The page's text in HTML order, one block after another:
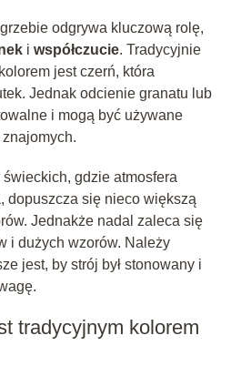
odgrywa kluczową rolę,
i współczucie. Tradycyjnie
jest czerń, która
Jednak odcienie granatu lub
i mogą być używane
gdzie atmosfera
dopuszcza się nieco większą
Jednakże nadal zaleca się
i dużych wzorów. Należy
jest, by strój był stonowany i
tradycyjnym kolorem